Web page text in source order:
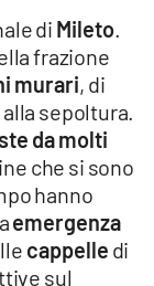
di Mileto.
frazione
murari, di
sepoltura.
da molti
che si sono
hanno
emergenza
cappelle di
sul